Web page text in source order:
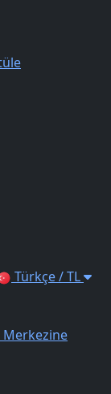
Türkçe / TL
Merkezine